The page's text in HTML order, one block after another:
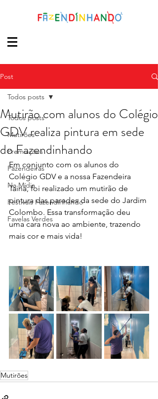
Post
Todos posts
Mutirões
Premiações
Fazendeiras
Na Mídia
Festivais Fazendinhando
Favelas Verdes
Todos posts
Mutirão com alunos do Colégio
GDV realiza pintura em sede
do Fazendinhando
Em conjunto com os alunos do
Colégio GDV e a nossa Fazendeira
Tainá, foi realizado um mutirão de
pintura das paredes da sede do Jardim
Colombo. Essa transformação deu
uma cara nova ao ambiente, trazendo
mais cor e mais vida!
Mutirões